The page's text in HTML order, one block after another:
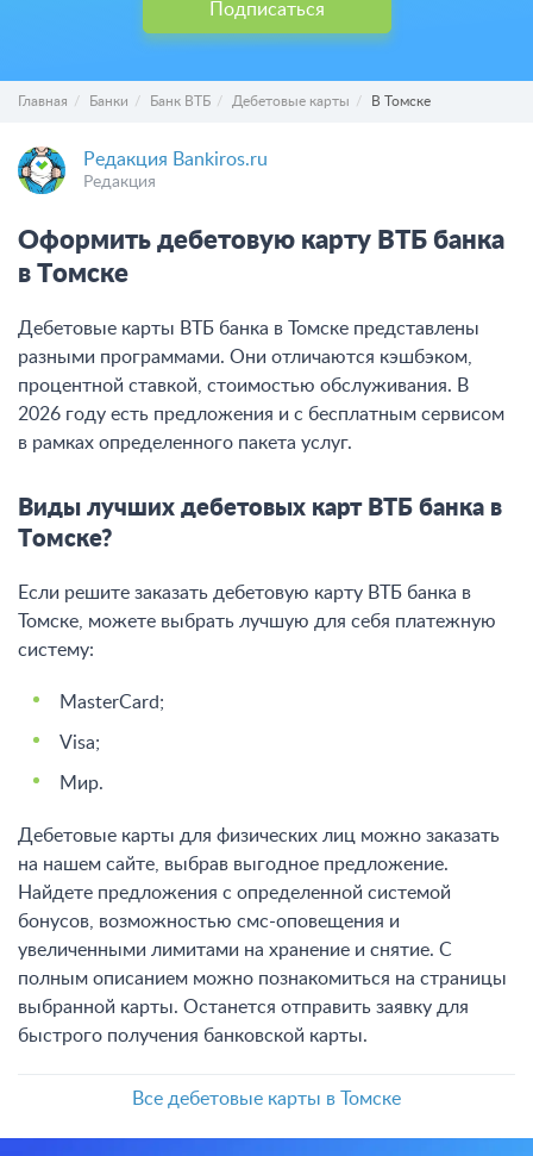
Подписаться
Главная Банки Банк ВТБ Дебетовые карты В Томске
Редакция Bankiros.ru
Редакция
Оформить дебетовую карту ВТБ банка
в Томске
Дебетовые карты ВТБ банка в Томске представлены
разными программами. Они отличаются кэшбэком,
процентной ставкой, стоимостью обслуживания. В
2026 году есть предложения и с бесплатным сервисом
в рамках определенного пакета услуг.
Виды лучших дебетовых карт ВТБ банка в
Томске?
Если решите заказать дебетовую карту ВТБ банка в
Томске, можете выбрать лучшую для себя платежную
систему:
MasterCard;
Visa;
Мир.
Дебетовые карты для физических лиц можно заказать
на нашем сайте, выбрав выгодное предложение.
Найдете предложения с определенной системой
бонусов, возможностью смс-оповещения и
увеличенными лимитами на хранение и снятие. С
полным описанием можно познакомиться на страницы
выбранной карты. Останется отправить заявку для
быстрого получения банковской карты.
Все дебетовые карты в Томске